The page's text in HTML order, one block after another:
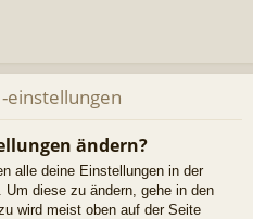
einstellungen
ändern?
alle deine Einstellungen in der
diese zu ändern, gehe in den
wird meist oben auf der Seite